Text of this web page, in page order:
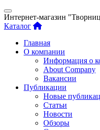
Интернет-магазин
Каталог
Главная
О компании
Информация о
About Company
Вакансии
Публикации
Новые
Статьи
Новости
Обзоры